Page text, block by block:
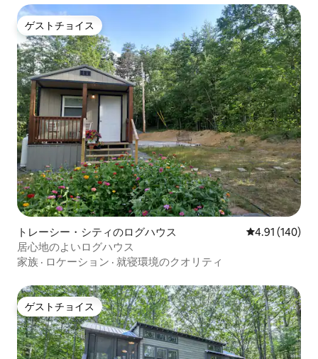
ゲストチョイス
ゲストチョイス
トレーシー・シティのログハウス レビュー140
4.91 (140)
居心地のよいログハウス
家族 · ロケーション · 就寝環境のクオリティ
ゲストチョイス
ゲストチョイス